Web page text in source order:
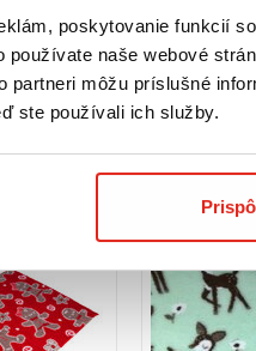
poskytovanie funkcií
používate naše webové
partneri môžu príslušné
ste používali ich služby.
predajni
Kúpiť